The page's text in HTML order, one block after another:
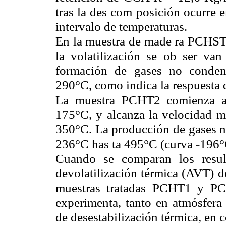
tras la des com posición ocurre
intervalo de temperaturas.
En la muestra de made ra
la volatilización se ob ser van
formación de gases no
290°C, como indica la
La muestra PCHT2 comienza
175°C, y alcanza la velocidad
350°C. La producción de gases
236°C has ta 495°C (curva -
Cuando se comparan los
devolatilización térmica (AVT)
muestras tratadas PCHT1 y
experimenta, tanto en
de desestabilización térmica, en